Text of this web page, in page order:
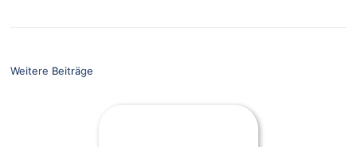
Weitere Beiträge